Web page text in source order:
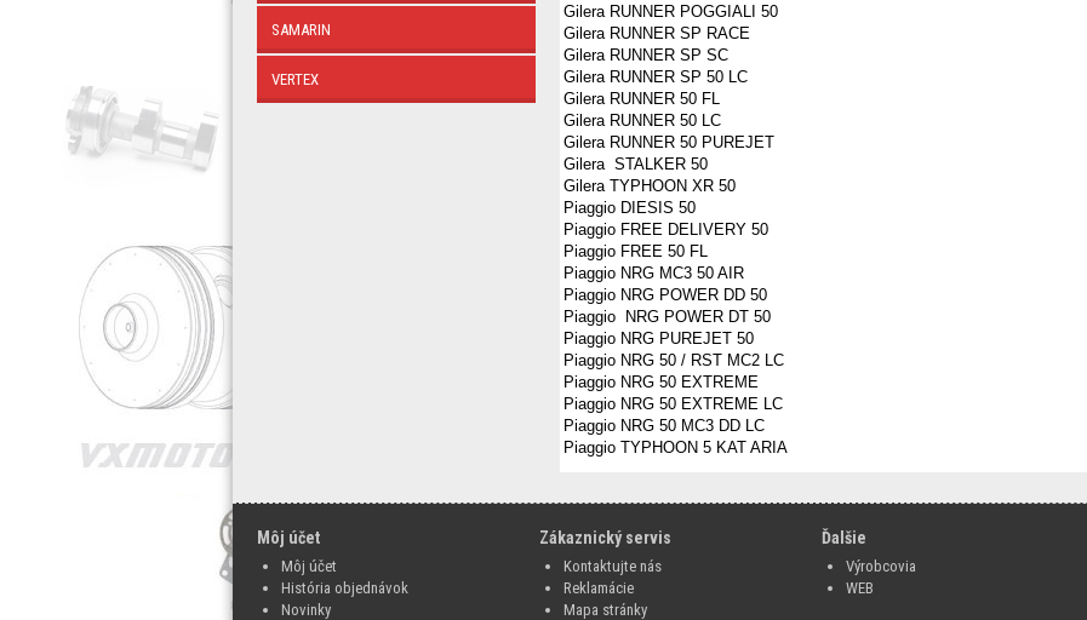
SAMARIN
VERTEX
Gilera RUNNER POGGIALI 50
Gilera RUNNER SP RACE
Gilera RUNNER SP SC
Gilera RUNNER SP 50 LC
Gilera RUNNER 50 FL
Gilera RUNNER 50 LC
Gilera RUNNER 50 PUREJET
Gilera STALKER 50
Gilera TYPHOON XR 50
Piaggio DIESIS 50
Piaggio FREE DELIVERY 50
Piaggio FREE 50 FL
Piaggio NRG MC3 50 AIR
Piaggio NRG POWER DD 50
Piaggio NRG POWER DT 50
Piaggio NRG PUREJET 50
Piaggio NRG 50 / RST MC2 LC
Piaggio NRG 50 EXTREME
Piaggio NRG 50 EXTREME LC
Piaggio NRG 50 MC3 DD LC
Piaggio TYPHOON 5 KAT ARIA
Môj účet
Môj účet
História objednávok
Novinky
Zákaznický servis
Kontaktujte nás
Reklamácie
Mapa stránky
Ďalšie
Výrobcovia
WEB